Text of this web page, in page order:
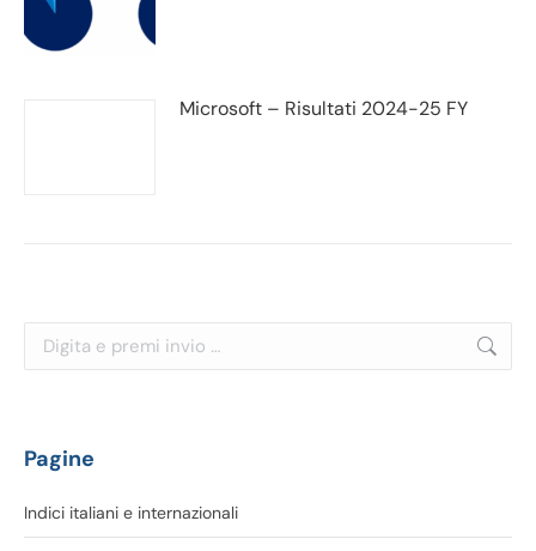
Microsoft – Risultati 2024-25 FY
Cerca:
Pagine
Indici italiani e internazionali